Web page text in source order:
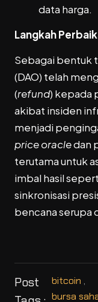
data harga.
Langkah
Sebagai bentuk
(DAO) telah
(refund) kepada
akibat insiden
menjadi
price oracledan
terutama untuk
imbal hasil
sinkronisasi
bencana serupa
Post
bitcoin ,
bursa